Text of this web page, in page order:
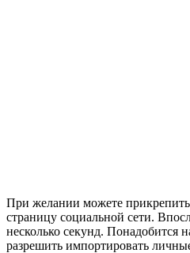
При желании можете
страницу социальной сети.
несколько секунд. Понадобится
разрешить импортировать